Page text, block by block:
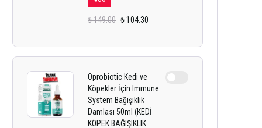
₺ 149.00 ₺ 104.30
Oprobiotic Kedi ve
Köpekler İçin Immune
System Bağışıklık
Damlası 50ml (KEDİ
KÖPEK BAĞIŞIKLIK